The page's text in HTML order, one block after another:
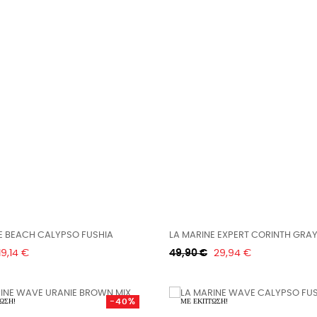
BEACH CALYPSO FUSHIA
19,14 €
LA MARINE EXPERT CORINTH GRAY
Κανονική
49,90 € Τιμή
29,94 €
-40% ΜΕ ΈΚΠΤΩΣΗ!